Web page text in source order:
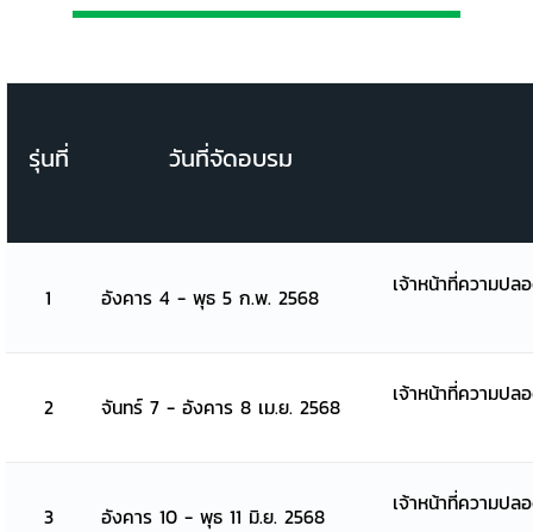
รุ่นที่ วันที่จัดอบรม
1 อังคาร 4 - พุธ 5 ก.พ. 2568
เจ้าหน้าที่ความปล
2 จันทร์ 7 - อังคาร 8 เม.ย. 2568
เจ้าหน้าที่ความปล
3 อังคาร 10 - พุธ 11 มิ.ย. 2568
เจ้าหน้าที่ความปล